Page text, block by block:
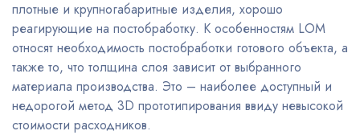
плотные и крупногабаритные изделия, хорошо
реагирующие на постобработку. К особенностям LOM
относят необходимость постобработки готового объекта, а
также то, что толщина слоя зависит от выбранного
материала производства. Это – наиболее доступный и
недорогой метод 3D прототипирования ввиду невысокой
стоимости расходников.